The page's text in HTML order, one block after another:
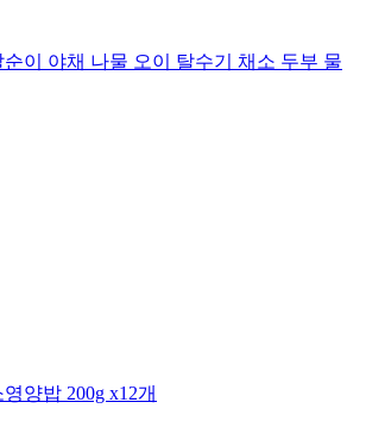
이 야채 나물 오이 탈수기 채소 두부 물
양밥 200g x12개